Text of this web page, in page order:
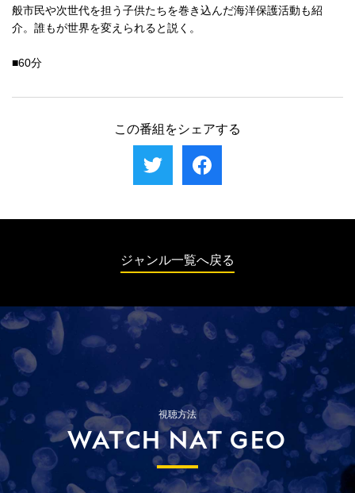
般市民や次世代を担う子供たちを巻き込んだ海洋保護活動も紹
介。誰もが世界を変えられると説く。
■60分
この番組をシェアする
ジャンル一覧へ戻る
視聴方法
WATCH NAT GEO